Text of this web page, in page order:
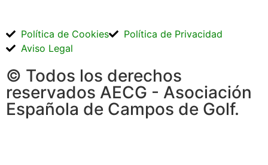
© Todos los derechos
reservados AECG - Asociación
Española de Campos de Golf.
Política de Cookies
Política de Privacidad
Aviso Legal